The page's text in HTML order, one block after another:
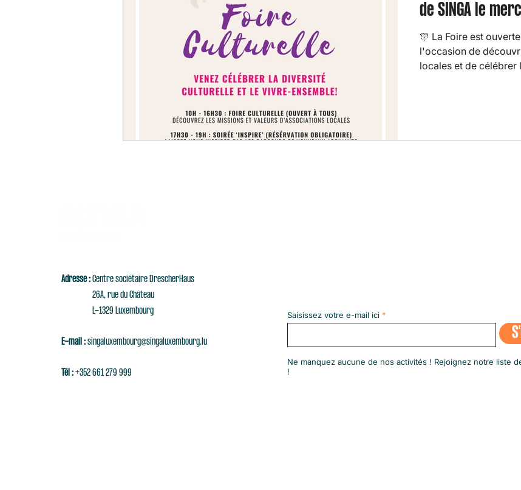
de SINGA le
🎊 La Foire est
l'occasion de
locales et de célébrer
Adresse :Centre sociétaire DrescherHaus
26A, rue du Château
L-1329 Luxembourg
E-mail :singaluxembourg@singaluxembourg.lu
Tél :+352 661 279 999
Saisissez votre e-mail ici
​Ne manquez aucune de nos activités ! Rejoignez notre liste
!